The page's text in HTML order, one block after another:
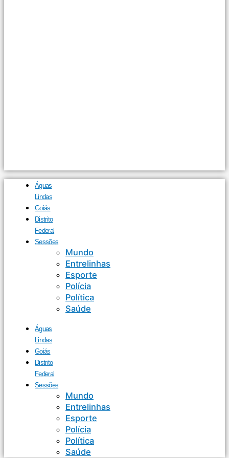
Águas
Lindas
Goiás
Distrito
Federal
Sessões
Mundo
Entrelinhas
Esporte
Polícia
Política
Saúde
Águas
Lindas
Goiás
Distrito
Federal
Sessões
Mundo
Entrelinhas
Esporte
Polícia
Política
Saúde